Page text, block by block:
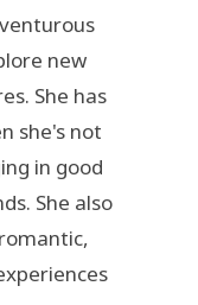
new
She has
she's not
in good
She also